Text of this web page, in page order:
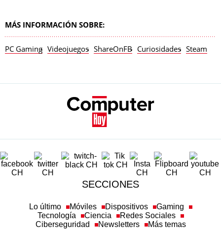
MÁS INFORMACIÓN SOBRE:
PC Gaming Videojuegos ShareOnFB Curiosidades Steam
SECCIONES
Lo último Móviles Dispositivos
Gaming
Tecnología
Ciencia
Redes Sociales
Ciberseguridad
Newsletters Más temas